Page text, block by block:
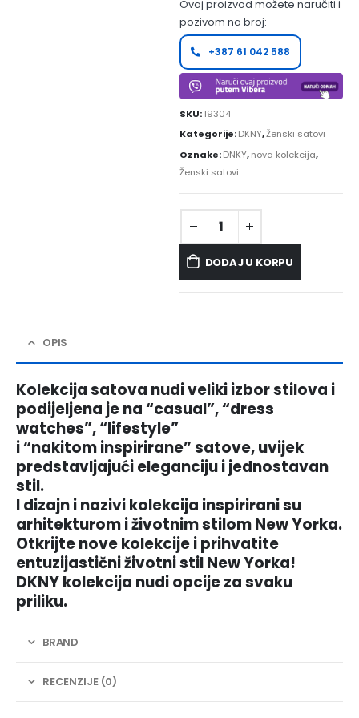
Ovaj proizvod možete naručiti i
pozivom na broj:
+387 61 042 588
SKU:19304
Kategorije:DKNY,Ženski satovi
Oznake:DNKY,nova kolekcija,
Ženski satovi
DODAJ U KORPU
OPIS
Kolekcija satova nudi veliki izbor stilova i
podijeljena je na “casual”, “dress
watches”, “lifestyle”
i “nakitom inspirirane” satove, uvijek
predstavljajući eleganciju i jednostavan
stil.
I dizajn i nazivi kolekcija inspirirani su
arhitekturom i životnim stilom New Yorka.
Otkrijte nove kolekcije i prihvatite
entuzijastični životni stil New Yorka!
DKNY kolekcija nudi opcije za svaku
priliku.
BRAND
RECENZIJE (0)